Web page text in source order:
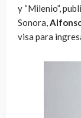
y “Milenio”,
Sonora,
visa para